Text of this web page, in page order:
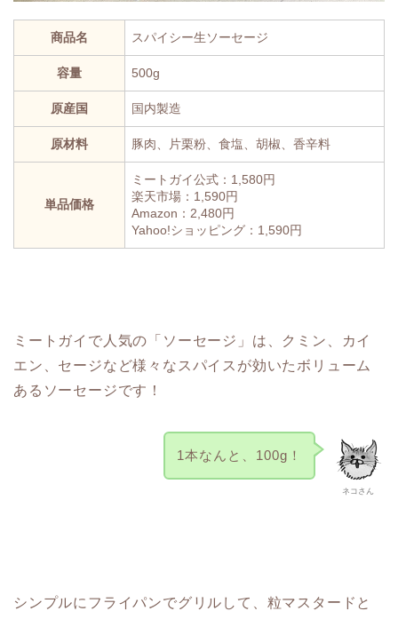
商品名 スパイシー生ソーセージ
容量 500g
原産国 国内製造
原材料 豚肉、片栗粉、食塩、胡椒、香辛料
単品価格
ミートガイ公式：1,580円
楽天市場：1,590円
Amazon：2,480円
Yahoo!ショッピング：1,590円
ミートガイで人気の「ソーセージ」は、クミン、カイ
エン、セージなど様々なスパイスが効いたボリューム
あるソーセージです！
ネコさん
1本なんと、100g！
シンプルにフライパンでグリルして、粒マスタードと